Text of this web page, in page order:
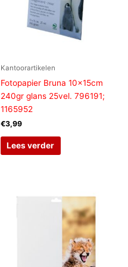
Kantoorartikelen
Fotopapier Bruna 10x15cm
240gr glans 25vel. 796191;
1165952
€3,99
Lees verder